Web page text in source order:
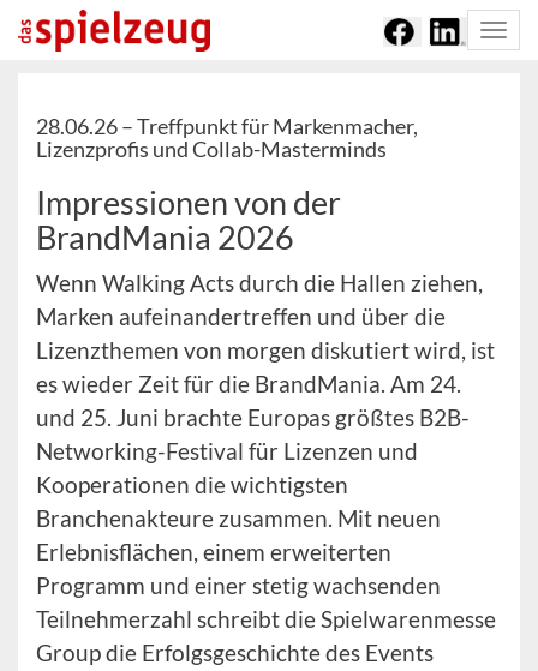
28.06.26 –Treffpunkt für Markenmacher,
Lizenzprofis und Collab-Masterminds
Impressionen von der
BrandMania 2026
Wenn Walking Acts durch die Hallen ziehen,
Marken aufeinandertreffen und über die
Lizenzthemen von morgen diskutiert wird, ist
es wieder Zeit für die BrandMania. Am 24.
und 25. Juni brachte Europas größtes B2B-
Networking-Festival für Lizenzen und
Kooperationen die wichtigsten
Branchenakteure zusammen. Mit neuen
Erlebnisflächen, einem erweiterten
Programm und einer stetig wachsenden
Teilnehmerzahl schreibt die Spielwarenmesse
Group die Erfolgsgeschichte des Events